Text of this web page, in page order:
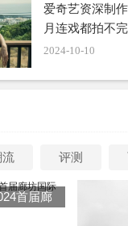
爱奇艺资深制
月连戏都拍不完
2024-10-10
流 评测
首届廊